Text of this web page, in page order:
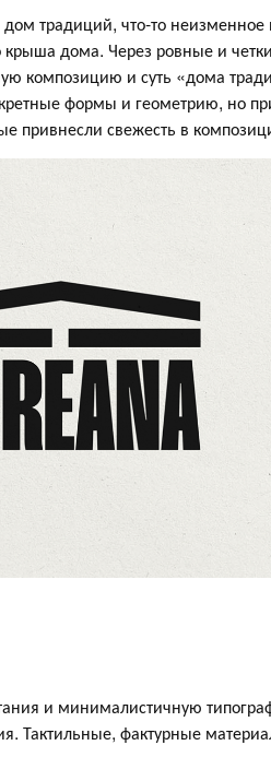
традиций, что-то
дома. Через ровные и
композицию и суть «дома
формы и геометрию, но
привнесли свежесть в
и минималистичную
Тактильные, фактурные